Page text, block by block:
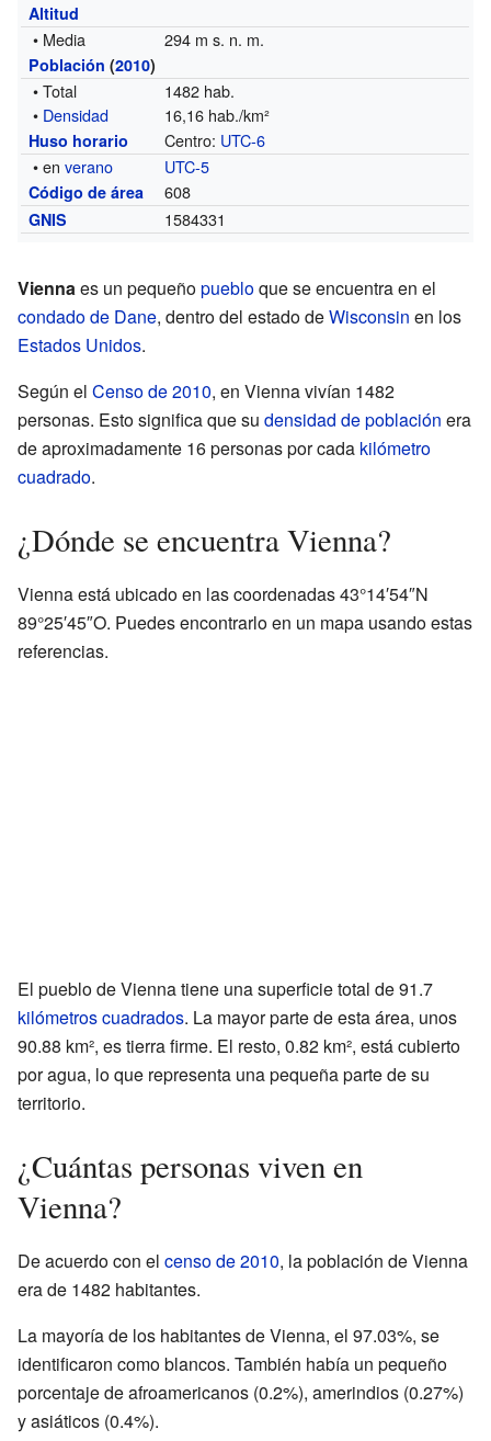
Altitud
• Media 294 m s. n. m.
Población (2010)
• Total
1482 hab.
• Densidad 16,16 hab./km²
Huso horario Centro: UTC-6
• enverano UTC-5
Código de área 608
GNIS 1584331
Viennaes un pequeñopuebloque se encuentra en el
condado de Dane, dentro del estado deWisconsin en los
Estados Unidos.
Según el Censo de 2010, en Vienna vivían 1482
personas. Esto significa que su densidad de población era
de aproximadamente 16 personas por cada kilómetro
cuadrado.
¿Dónde se encuentra Vienna?
Vienna está ubicado en las coordenadas 43°14′54″N
89°25′45″O. Puedes encontrarlo en un mapa usando estas
referencias.
El pueblo de Vienna tiene una superficie total de 91.7
kilómetros cuadrados. La mayor parte de esta área, unos
90.88 km², es tierra firme. El resto, 0.82 km², está cubierto
por agua, lo que representa una pequeña parte de su
territorio.
¿Cuántas personas viven en
Vienna?
De acuerdo con el censo de 2010, la población de Vienna
era de 1482 habitantes.
La mayoría de los habitantes de Vienna, el 97.03%, se
identificaron como blancos. También había un pequeño
porcentaje de afroamericanos (0.2%), amerindios (0.27%)
y asiáticos (0.4%).